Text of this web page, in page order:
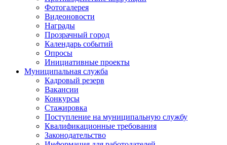
Фотогалерея
Видеоновости
Награды
Прозрачный город
Календарь событий
Опросы
Инициативные проекты
Муниципальная служба
Кадровый резерв
Вакансии
Конкурсы
Стажировка
Поступление на муниципальную службу
Квалификационные требования
Законодательство